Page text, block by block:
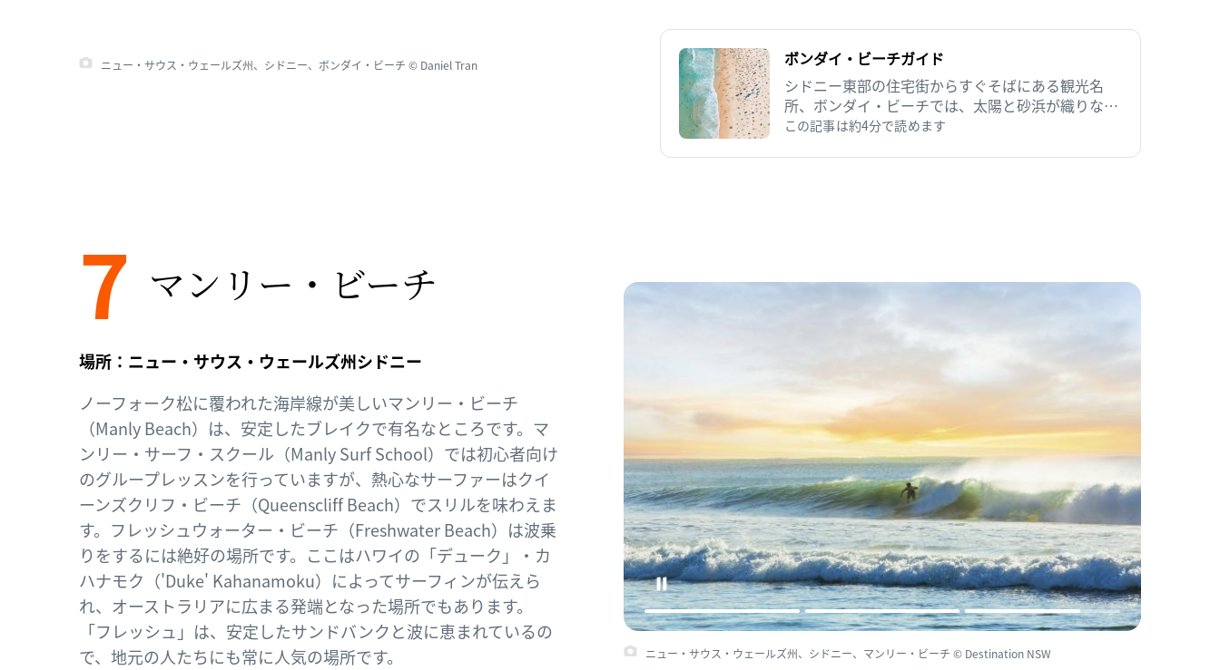
ニュー・サウス・ウェールズ州、シドニー、ボンダイ・ビーチ © Daniel Tran
ボンダイ・ビーチガイド
シドニー東部の住宅街からすぐそばにある観光名
所、ボンダイ・ビーチでは、太陽と砂浜が織りなす
ダイナミックな風景だけでなく、賑やかでオシャレ
ます。
この記事は約4分で読めます
ニュー・サウス・ウェールズ州、シドニー、マンリー・ビーチ © Destination NSW
7 マンリー・​ビーチ
場所：ニュー・サウス・ウェールズ州シドニー
ノーフォーク松に覆われた海岸線が美しいマンリー・ビーチ
（Manly Beach）は、安定したブレイクで有名なところです。マ
ンリー・サーフ・スクール（Manly Surf School）では初心者向け
のグループレッスンを行っていますが、熱心なサーファーはクイ
ーンズクリフ・ビーチ（Queenscliff Beach）でスリルを味わえま
す。フレッシュウォーター・ビーチ（Freshwater Beach）は波乗
りをするには絶好の場所です。ここはハワイの「デューク」・カ
ハナモク（'Duke' Kahanamoku）によってサーフィンが伝えら
れ、オーストラリアに広まる発端となった場所でもあります。
「フレッシュ」は、安定したサンドバンクと波に恵まれているの
で、地元の人たちにも常に人気の場所です。